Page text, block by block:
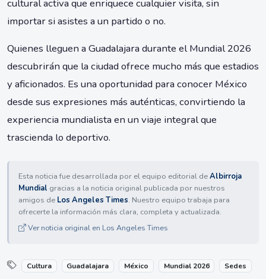
cultural activa que enriquece cualquier visita, sin
importar si asistes a un partido o no.
Quienes lleguen a Guadalajara durante el Mundial 2026
descubrirán que la ciudad ofrece mucho más que estadios
y aficionados. Es una oportunidad para conocer México
desde sus expresiones más auténticas, convirtiendo la
experiencia mundialista en un viaje integral que
trascienda lo deportivo.
Esta noticia fue desarrollada por el equipo editorial deAlbirroja
Mundial gracias a la noticia original publicada por nuestros
amigos de Los Angeles Times. Nuestro equipo trabaja para
ofrecerte la información más clara, completa y actualizada.
Ver noticia original en Los Angeles Times
Cultura Guadalajara México Mundial 2026 Sedes